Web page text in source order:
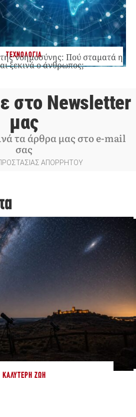
ΤΕΧΝΟΛΟΓΙΑ
νοημοσύνης: Πού σταματά η
ξεκινά ο άνθρωπος;
στο Newsletter
μας
τα άρθρα μας στο e-mail
σας
ΑΠΟΡΡΗΤΟΥ
ΚΑΛΎΤΕΡΗ ΖΩΉ